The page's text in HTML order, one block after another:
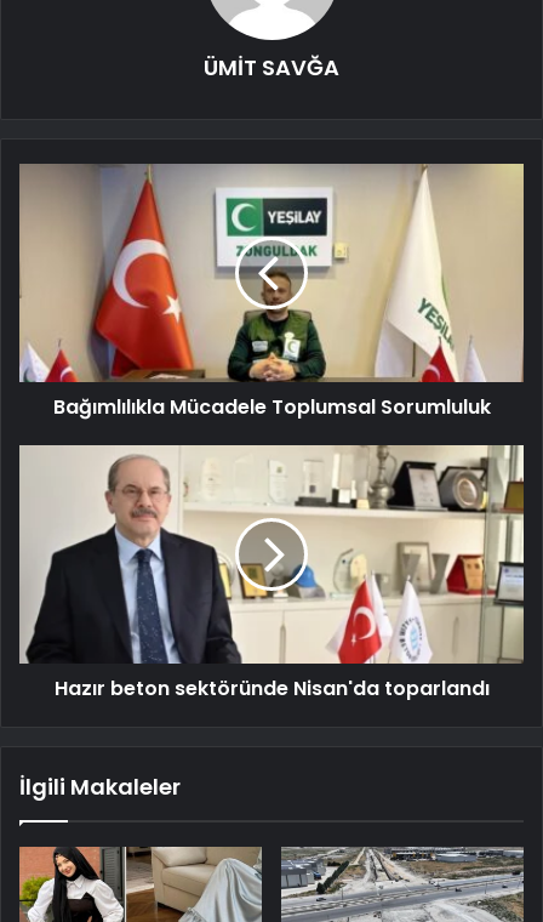
ÜMİT SAVĞA
Bağımlılıkla Mücadele Toplumsal Sorumluluk
Hazır beton sektöründe Nisan'da toparlandı
İlgili Makaleler